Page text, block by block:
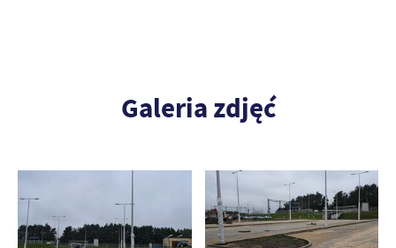
Galeria zdjęć